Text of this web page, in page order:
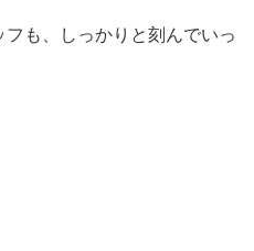
も、しっかりと刻んでいっ